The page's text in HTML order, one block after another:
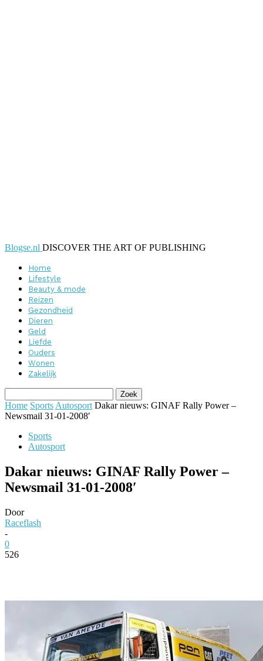
Blogse.nl DISCOVER THE ART OF PUBLISHING
Home
Lifestyle
Beauty & mode
Reizen
Gezondheid
Dieren
Geld
Liefde
Ouders
Wonen
Zakelijk
Home Sports Autosport Dakar nieuws: GINAF Rally Power –
Newsmail 31-01-2008′
Sports
Autosport
Dakar nieuws: GINAF Rally Power –
Newsmail 31-01-2008′
Door
Raceflash
-
0
526